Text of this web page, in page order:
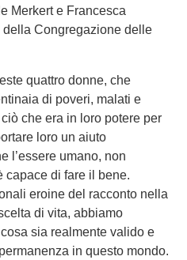
Merkert e Francesca
Congregazione delle
quattro donne, che
di poveri, malati e
che era in loro potere per
loro un aiuto
l’essere umano, non
capace di fare il bene.
eroine del racconto nella
di vita, abbiamo
sia realmente valido e
in questo mondo.